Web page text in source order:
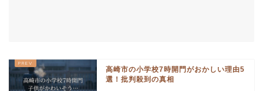
高崎市の小学校7時開門がおかしい理由5
選！批判殺到の真相